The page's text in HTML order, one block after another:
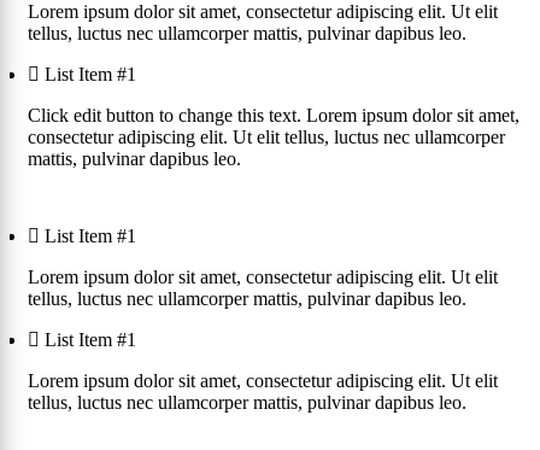
Lorem ipsum dolor sit amet, consectetur adipiscing elit. Ut elit
tellus, luctus nec ullamcorper mattis, pulvinar dapibus leo.
List Item #1
Click edit button to change this text. Lorem ipsum dolor sit amet,
consectetur adipiscing elit. Ut elit tellus, luctus nec ullamcorper
mattis, pulvinar dapibus leo.
List Item #1
Lorem ipsum dolor sit amet, consectetur adipiscing elit. Ut elit
tellus, luctus nec ullamcorper mattis, pulvinar dapibus leo.
List Item #1
Lorem ipsum dolor sit amet, consectetur adipiscing elit. Ut elit
tellus, luctus nec ullamcorper mattis, pulvinar dapibus leo.